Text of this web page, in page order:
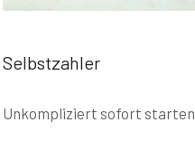
Selbstzahler
Unkompliziert sofort starten.